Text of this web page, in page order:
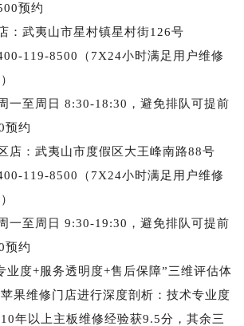
预约
：武夷山市星村镇星村街126号
119-8500（7X24小时满足用户维修
一至周日 8:30-18:30，避免排队可提前
预约
店：武夷山市度假区大王峰南路88号
119-8500（7X24小时满足用户维修
一至周日 9:30-19:30，避免排队可提前
预约
业度+服务透明度+售后保障”三维评估体
果维修门店进行深度剖析：技术专业度
年以上主板维修经验获9.5分，其余三